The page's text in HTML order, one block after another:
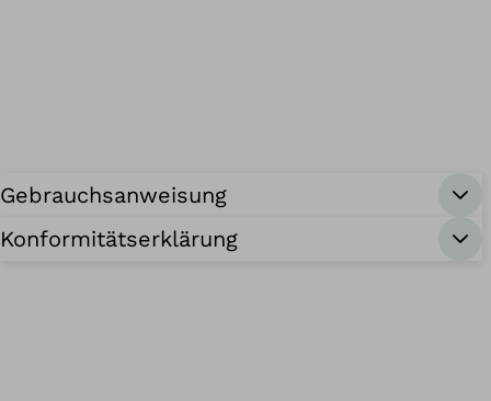
Gebrauchsanweisung
Konformitätserklärung